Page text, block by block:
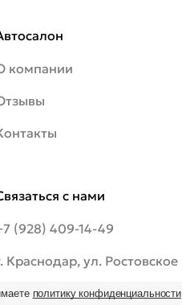
компании
с нами
(928) 409-14-49
Краснодар, ул. Ростовское
20/1
политику конфиденциальности